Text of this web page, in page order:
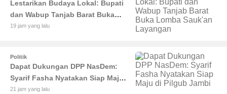
Lestarikan Budaya Lokal: Bupati
dan Wabup Tanjab Barat Buka
Lomba Sauk'an Layangan
19 jam yang lalu
Politik
Dapat Dukungan DPP NasDem:
Syarif Fasha Nyatakan Siap Maju
di Pilgub Jambi
21 jam yang lalu